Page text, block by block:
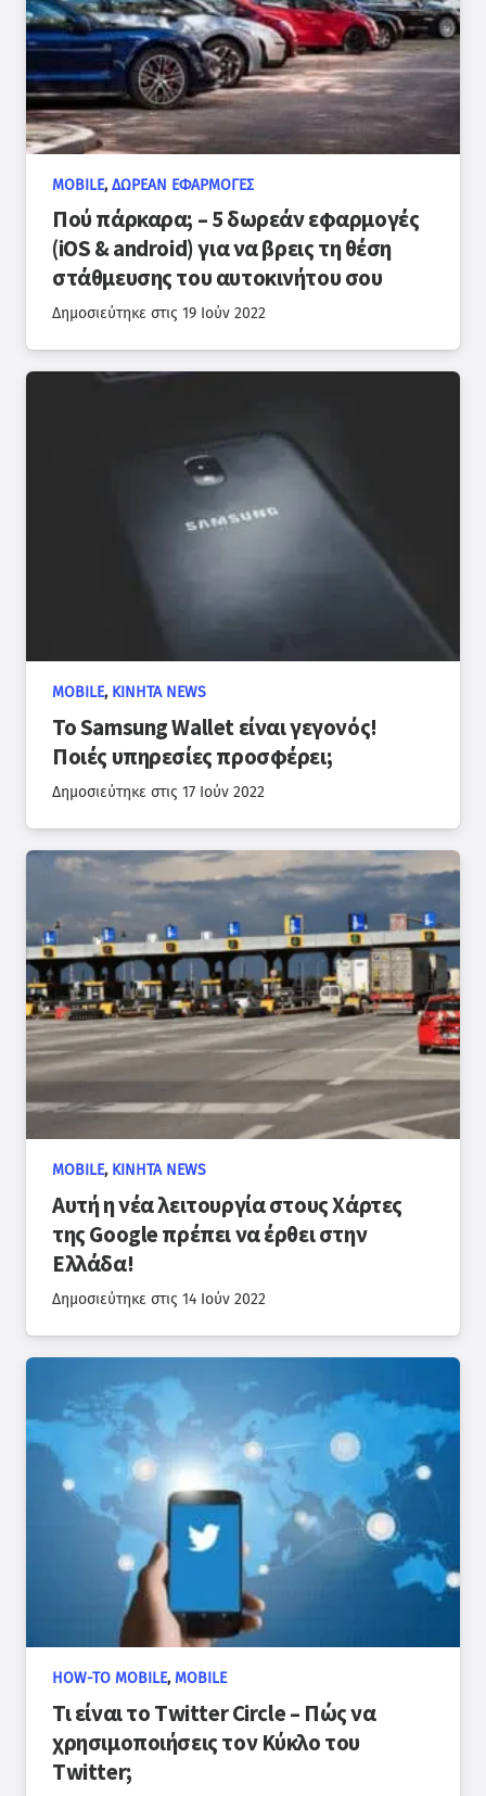
MOBILE,ΔΩΡΕΆΝ ΕΦΑΡΜΟΓΈΣ
Πού πάρκαρα; – 5 δωρεάν εφαρμογές
(iOS & android) για να βρεις τη θέση
στάθμευσης του αυτοκινήτου σου
Δημοσιεύτηκε στις 19 Ιούν 2022
MOBILE, ΚΙΝΗΤΆ NEWS
Το Samsung Wallet είναι γεγονός!
Ποιές υπηρεσίες προσφέρει;
Δημοσιεύτηκε στις 17 Ιούν 2022
MOBILE, ΚΙΝΗΤΆ NEWS
Αυτή η νέα λειτουργία στους Χάρτες
της Google πρέπει να έρθει στην
Ελλάδα!
Δημοσιεύτηκε στις 14 Ιούν 2022
HOW-TO MOBILE, MOBILE
Τι είναι το Twitter Circle – Πώς να
χρησιμοποιήσεις τον Κύκλο του
Twitter;